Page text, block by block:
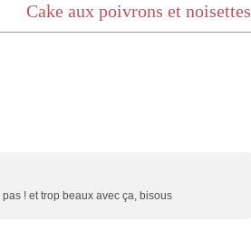
Cake aux poivrons et noisettes
! et trop beaux avec ça, bisous